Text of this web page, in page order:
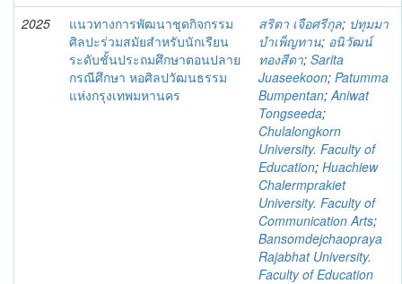
2025
แนวทางการพัฒนาชุดกิจกรรม
ศิลปะร่วมสมัยสำหรับนักเรียน
ระดับชั้นประถมศึกษาตอนปลาย
กรณีศึกษา หอศิลปวัฒนธรรม
แห่งกรุงเทพมหานคร
สริตา เจือศรีกุล; ปทุมมา
บำเพ็ญทาน; อนิวัฒน์
ทองสีดา; Sarita
Juaseekoon; Patumma
Bumpentan;Aniwat
Tongseeda;
Chulalongkorn
University. Faculty of
Education; Huachiew
Chalermprakiet
University. Faculty of
Communication Arts;
Bansomdejchaopraya
Rajabhat University.
Faculty of Education